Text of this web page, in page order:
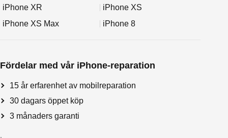
iPhone XR
iPhone XS
iPhone XS Max
iPhone 8
Fördelar med vår iPhone-reparation
15 år erfarenhet av mobilreparation
30 dagars öppet köp
3 månaders garanti
.